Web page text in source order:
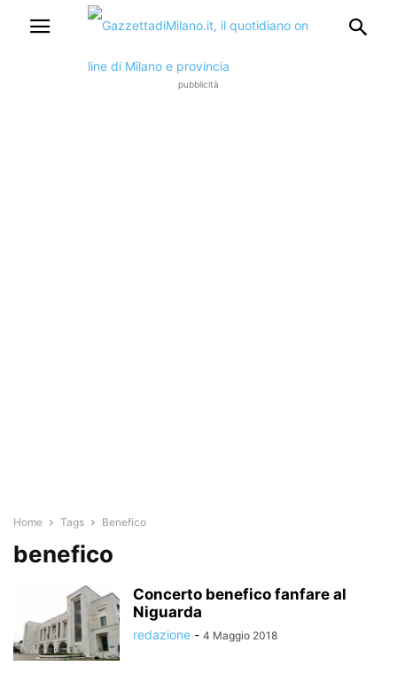
pubblicità
Home Tags Benefico
benefico
Concerto benefico fanfare al
Niguarda
redazione - 4 Maggio 2018